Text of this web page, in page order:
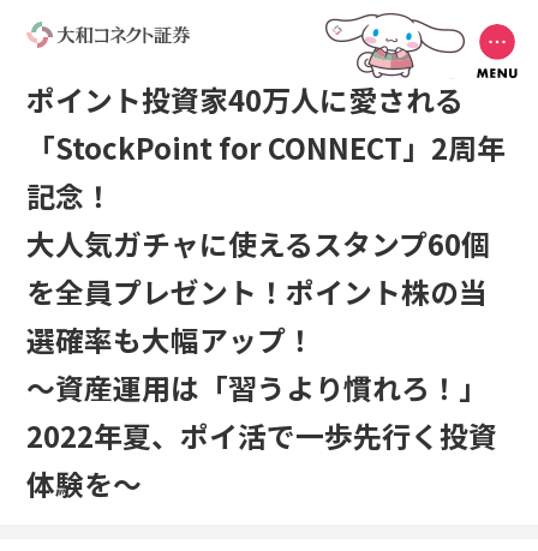
ポイント投資家40万人に愛される
「StockPoint for CONNECT」2周年
記念！
大人気ガチャに使えるスタンプ60個
を全員プレゼント！ポイント株の当
選確率も大幅アップ！
～資産運用は「習うより慣れろ！」
2022年夏、ポイ活で一歩先行く投資
体験を～